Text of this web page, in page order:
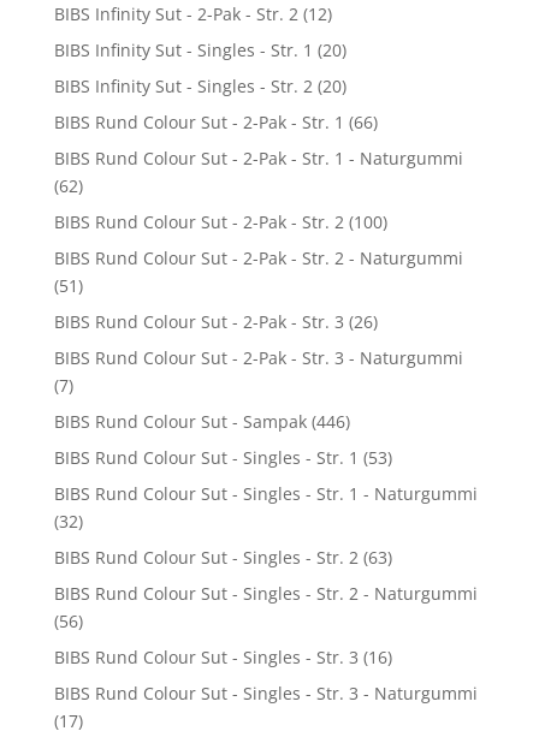
BIBS Infinity Sut - 2-Pak - Str. 2 (12)
BIBS Infinity Sut - Singles - Str. 1 (20)
BIBS Infinity Sut - Singles - Str. 2 (20)
BIBS Rund Colour Sut - 2-Pak - Str. 1 (66)
BIBS Rund Colour Sut - 2-Pak - Str. 1 - Naturgummi
(62)
BIBS Rund Colour Sut - 2-Pak - Str. 2 (100)
BIBS Rund Colour Sut - 2-Pak - Str. 2 - Naturgummi
(51)
BIBS Rund Colour Sut - 2-Pak - Str. 3 (26)
BIBS Rund Colour Sut - 2-Pak - Str. 3 - Naturgummi
(7)
BIBS Rund Colour Sut - Sampak (446)
BIBS Rund Colour Sut - Singles - Str. 1 (53)
BIBS Rund Colour Sut - Singles - Str. 1 - Naturgummi
(32)
BIBS Rund Colour Sut - Singles - Str. 2 (63)
BIBS Rund Colour Sut - Singles - Str. 2 - Naturgummi
(56)
BIBS Rund Colour Sut - Singles - Str. 3 (16)
BIBS Rund Colour Sut - Singles - Str. 3 - Naturgummi
(17)